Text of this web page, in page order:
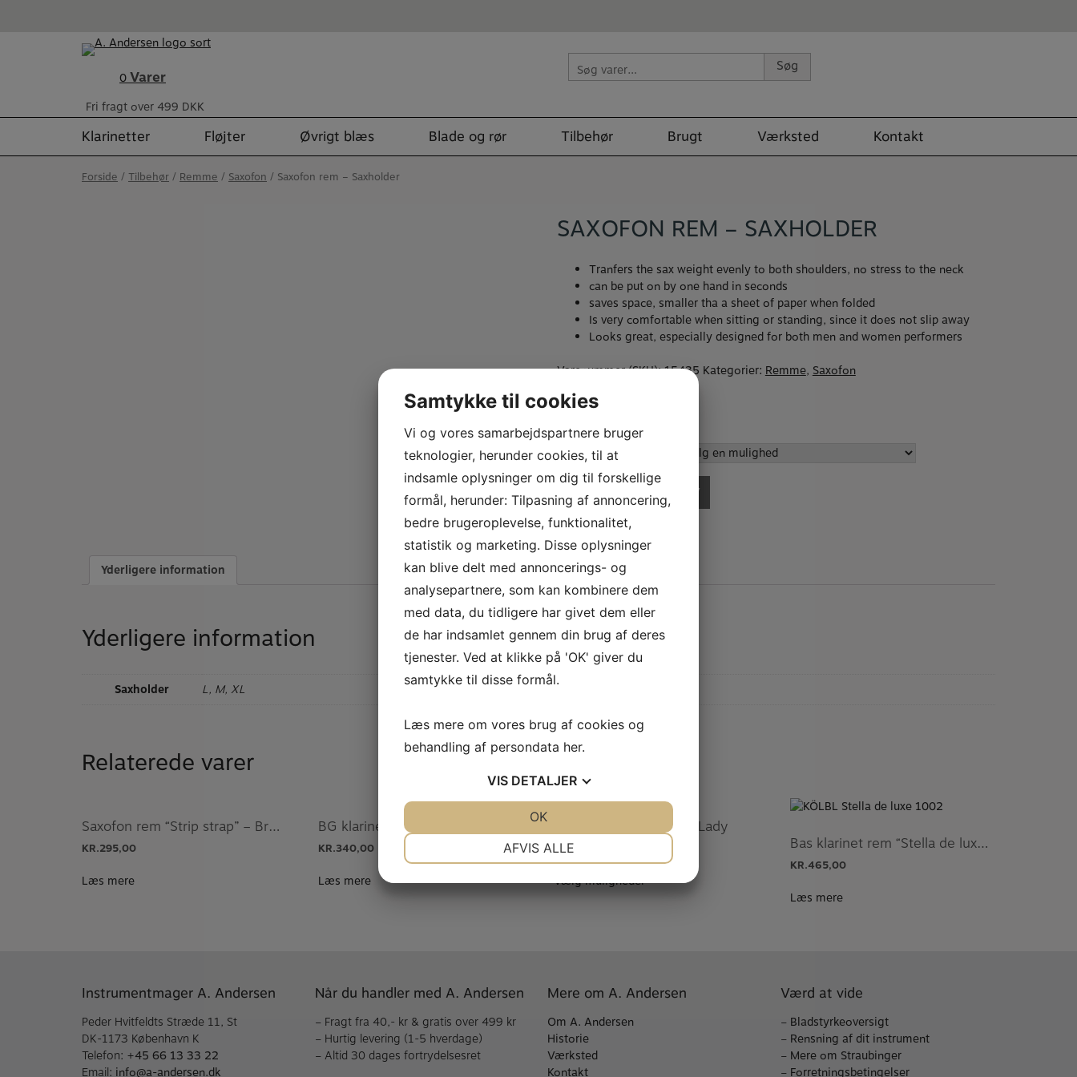
efter:
Søg
0Varer
Fri fragt over 499 DKK
Klarinetter Fløjter Øvrigt blæs Blade og rør Tilbehør Brugt Værksted Kontakt
Forside / Tilbehør / Remme / Saxofon / Saxofon rem – Saxholder
SAXOFON REM – SAXHOLDER
Tranfers the sax weight evenly to both shoulders, no stress to the neck
can be put on by one hand in seconds
saves space, smaller tha a sheet of paper when folded
Is very comfortable when sitting or standing, since it does not slip away
Looks great, especially designed for both men and women performers
Varenummer (SKU):15435 Kategorier: Remme, Saxofon
KR.460,00
Saxholder
Saxofon
rem
-
antal
TILFØJ TIL KURV
Yderligere information
Yderligere information
Saxholder L, M, XL
Relaterede varer
Saxofon rem “Strip strap” – Brancher
KR.295,00
Læs mere
BG klarinet Læder rem C23E
KR.340,00
Læs mere
BG Saxofon Harness – Lady
KR.280,00
Vælg muligheder
Bas klarinet rem “Stella de luxe” KÖLBL
KR.465,00
Læs mere
Instrumentmager A. Andersen
Peder Hvitfeldts Stræde 11, St
DK-1173 København K
Telefon: +45 66 13 33 22
Email: info@a-andersen.dk
Når du handler med A. Andersen
– Fragt fra 40,- kr & gratis over 499 kr
– Hurtig levering (1-5 hverdage)
– Altid 30 dages fortrydelsesret
Mere om A. Andersen
Om A. Andersen
Historie
Værksted
Kontakt
Værd at vide
– Bladstyrkeoversigt
– Rensning af dit instrument
– Mere om Straubinger
– Forretningsbetingelser
YAMAHA FLUTE DAYS
24/25th of August – We will welcome Keisuke Tanaka who is representing Yamaha
from Hamburg!
Come try flutes and have a coffee 🙂😎​
Hope to see you then!
Samtykke til cookies
Vi og vores samarbejdspartnere bruger
teknologier, herunder cookies, til at
indsamle oplysninger om dig til forskellige
formål, herunder: Tilpasning af annoncering,
bedre brugeroplevelse, funktionalitet,
statistik og marketing. Disse oplysninger
kan blive delt med annoncerings- og
analysepartnere, som kan kombinere dem
med data, du tidligere har givet dem eller
de har indsamlet gennem din brug af deres
tjenester. Ved at klikke på 'OK' giver du
samtykke til disse formål.
Læs mere om vores brug af cookies og
behandling af persondata her.
VIS DETALJER
AFVIS ALLE
OK